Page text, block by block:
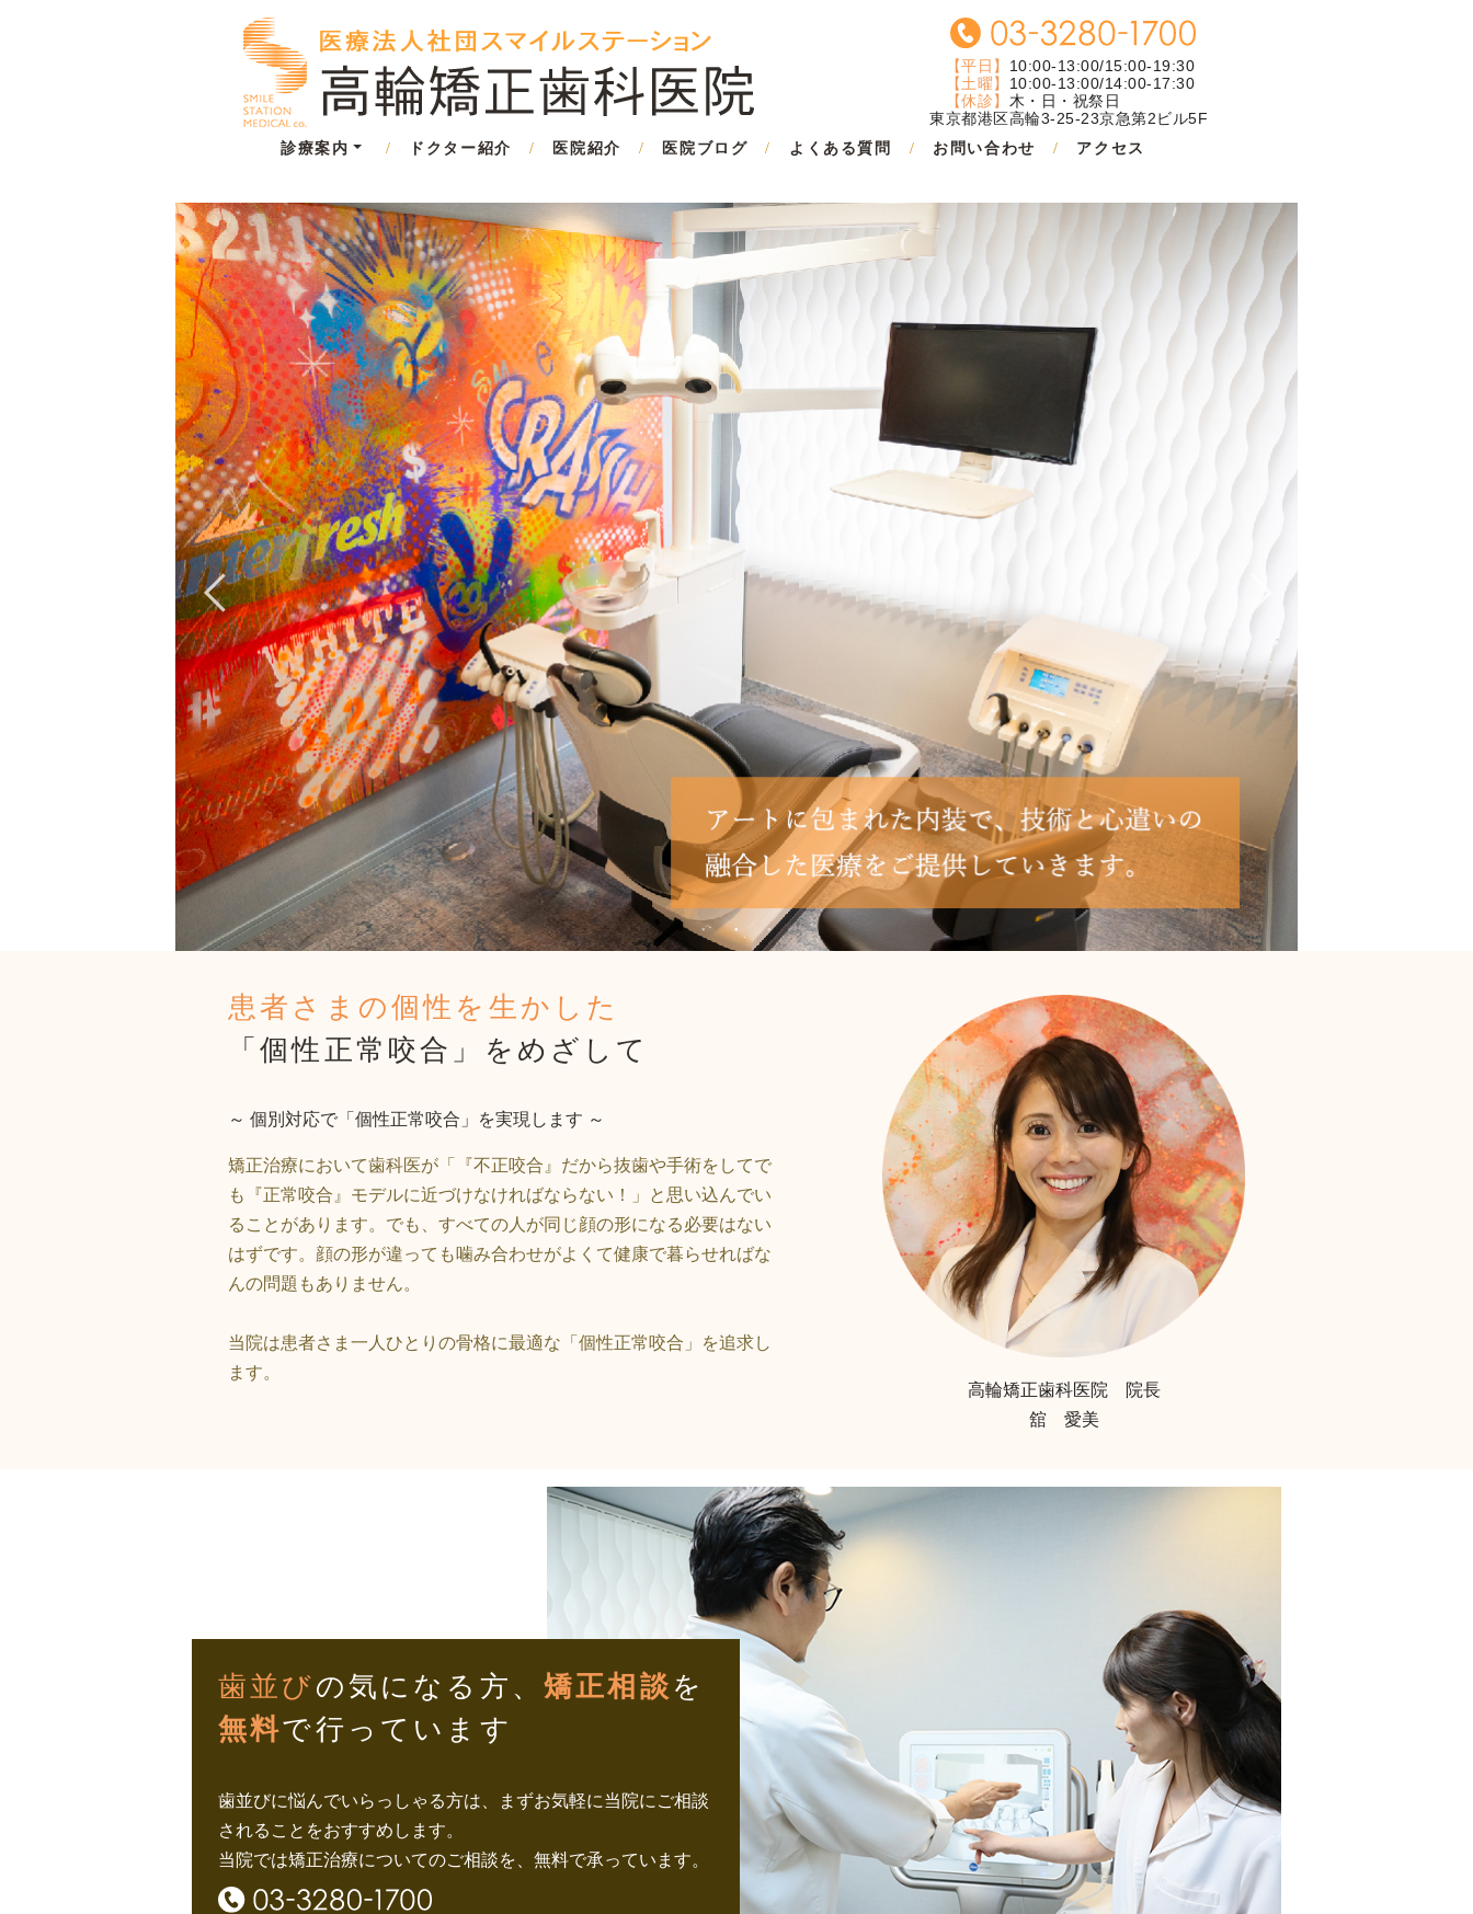
【平日】 10:00-13:00/15:00-19:30
【土曜】 10:00-13:00/14:00-17:30
【休診】 木・日・祝祭日
東京都港区高輪3-25-23京急第2ビル5F
診療案内
/ ドクター紹介 / 医院紹介 / 医院ブログ / よくある質問 / お問い合わせ / アクセス
患者さまの個性を生かした
「個性正常咬合」をめざして
～ 個別対応で「個性正常咬合」を実現します ～
矯正治療において歯科医が「『不正咬合』だから抜歯や手術をしてで
も『正常咬合』モデルに近づけなければならない！」と思い込んでい
ることがあります。でも、すべての人が同じ顔の形になる必要はない
はずです。顔の形が違っても噛み合わせがよくて健康で暮らせればな
んの問題もありません。
当院は患者さま一人ひとりの骨格に最適な「個性正常咬合」を追求し
ます。
高輪矯正歯科医院 院長
舘 愛美
歯並びの気になる方、矯正相談 を
無料で行っています
歯並びに悩んでいらっしゃる方は、まずお気軽に当院にご相談
されることをおすすめします。
当院では矯正治療についてのご相談を、無料で承っています。